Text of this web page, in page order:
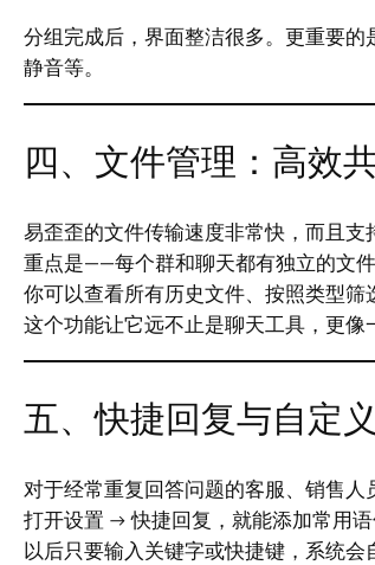
分组完成后，界面整洁很多。更重要
静音等。
四、文件管理：高效
易歪歪的文件传输速度非常快，而且支
重点是——每个群和聊天都有独立的文件
你可以查看所有历史文件、按照类型筛
这个功能让它远不止是聊天工具，更像
五、快捷回复与自定
对于经常重复回答问题的客服、销售人
打开设置 → 快捷回复，就能添加常用语
以后只要输入关键字或快捷键，系统会